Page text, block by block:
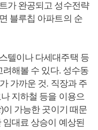
가 완공되고 성수전략
블루칩 아파트의 순
텔이나 다세대주택 등
해볼 수 있다. 성수동
가까운 것. 직장과 주
지하철 등을 이용으
이 가능한 곳이기 때문
대료 상승이 예상된